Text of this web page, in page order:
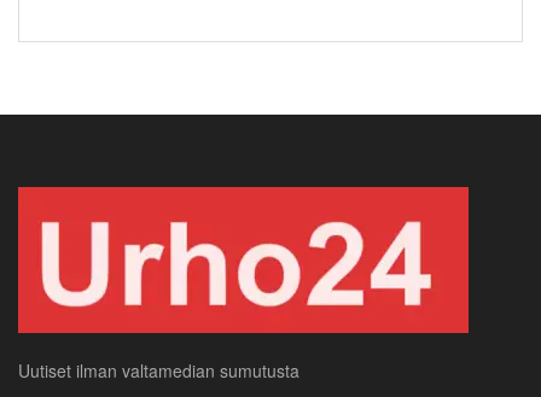
Uutiset ilman valtamedian sumutusta